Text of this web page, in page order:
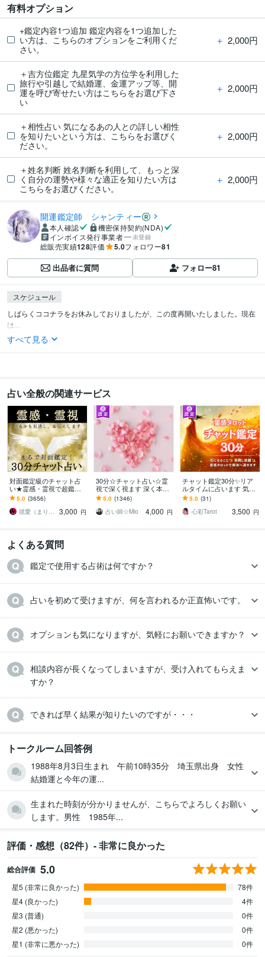
有料オプション
+鑑定内容1つ追加 鑑定内容を1つ追加した
い方は、こちらのオプションをご利用くだ
さい。
＋ 2,000円
＋吉方位鑑定 九星気学の方位学を利用した
旅行や引越しで結婚運、金運アップ等、開
運を呼び寄せたい方はこちらをお選び下さ
い
＋ 2,000円
＋相性占い 気になるあの人との詳しい相性
を知りたいという方は、こちらをお選びく
ださい。
＋ 2,000円
＋姓名判断 姓名判断を利用して、もっと深
く自分の運勢や様々な適正を知りたい方は
こちらをお選びください。
＋ 2,000円
開運鑑定師 シャンティー
本人確認
機密保持契約(NDA)
インボイス発行事業者
未登録
総販売実績128評価 5.0フォロワー81
出品者に質問 フォロー81
スケジュール
しばらくココナラをお休みしておりましたが、この度再開いたしました。現在
は...
すべて見る
占い全般の関連サービス
対面鑑定級のチャット占
い★霊感・霊視で超鑑定
します 占いし放題の30
分！どんなことでも全て
を見通す霊感霊視で解決
5.0 (3656)
毬愛（まりあ）
3,000 円
30分☆チャット占い☆霊
視で深く視ます 深く本質
にアクセス！上げなし幸
せになるためのお手伝い
をします
5.0 (1346)
占い師☆Mio
4,000 円
チャット鑑定30分✨リア
ルタイムに占います 気に
なること✨質問し放題✨霊
感タロットで解決へ導き
ます
5.0 (31)
心彩Tarot
3,500 円
よくある質問
鑑定で使用する占術は何ですか？
占いを初めて受けますが、何を言われるか正直怖いです。
オプションも気になりますが、気軽にお願いできますか？
相談内容が長くなってしまいますが、受け入れてもらえま
すか？
できれば早く結果が知りたいのですが・・・
トークルーム回答例
1988年8月3日生まれ 午前10時35分 埼玉県出身 女性
結婚運と今年の運...
生まれた時刻が分かりませんが、こちらでよろしくお願い
します。男性 1985年...
評価・感想（82件）- 非常に良かった
総合評価 5.0
星5 (非常に良かった)
78件
星4 (良かった)
4件
星3 (普通)
0件
星2 (悪かった)
0件
星1 (非常に悪かった)
0件